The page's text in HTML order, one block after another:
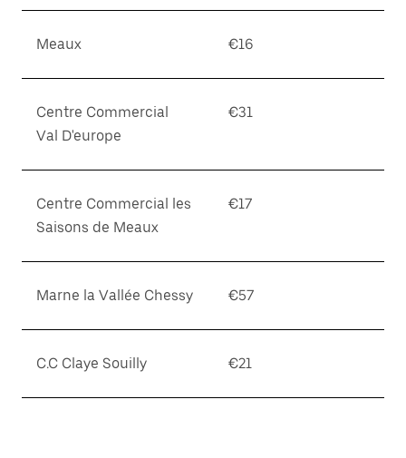
Meaux €16
Centre Commercial
Val D'europe
€31
Centre Commercial les
Saisons de Meaux
€17
Marne la Vallée Chessy €57
C.C Claye Souilly €21